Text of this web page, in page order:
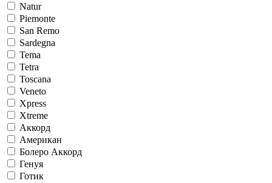
Natur
Piemonte
San Remo
Sardegna
Tema
Tetra
Toscana
Veneto
Xpress
Xtreme
Аккорд
Американ
Болеро Аккорд
Генуя
Готик